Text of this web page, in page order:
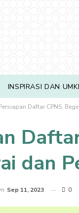
INSPIRASI DAN
Daftar CPNS,
dan
Sep 11, 2023 0